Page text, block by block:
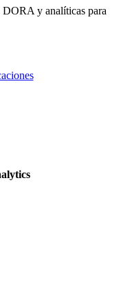
DORA y analíticas para